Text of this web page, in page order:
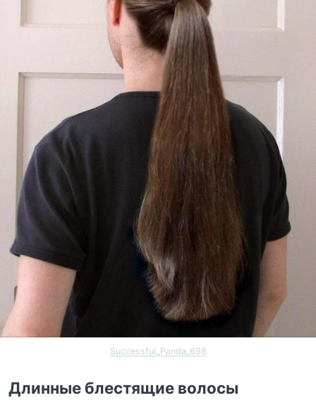
Successful_Panda_698
Длинные блестящие волосы